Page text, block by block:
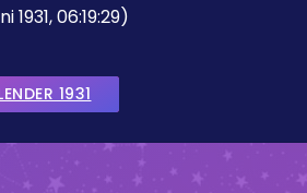
1931, 06:19:29)
1931